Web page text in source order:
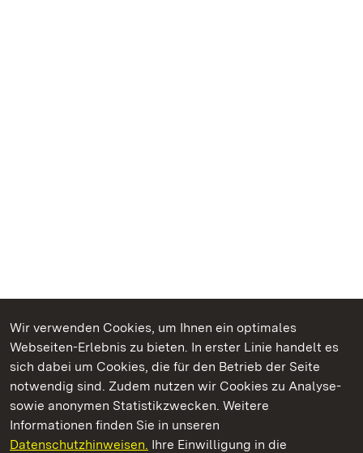
Wir verwenden Cookies, um Ihnen ein optimales
Webseiten-Erlebnis zu bieten. In erster Linie handelt es
sich dabei um Cookies, die für den Betrieb der Seite
notwendig sind. Zudem nutzen wir Cookies zu Analyse-
sowie anonymen Statistikzwecken. Weitere
Informationen finden Sie in unseren
Datenschutzhinweisen. Ihre Einwilligung in die
Kommen. Staunen. Genießen.
Staatliche Schlösser und Gärten Baden‑Württemberg